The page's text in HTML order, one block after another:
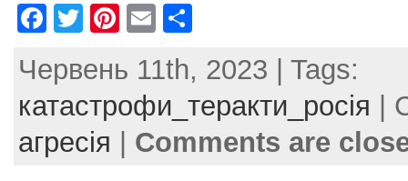
F
c
e
b
o
T
itt
er
Pi
er
e
st
E
ai
l
ar
e
Червень 11th, 2023 | Tags:
катастрофи_теракти_росія |
агресія
Comments are